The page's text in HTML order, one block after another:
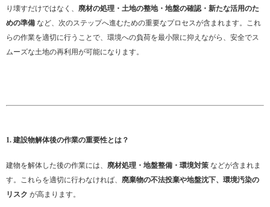
り壊すだけではなく、 廃材の処理・土地の整地・地盤の確認・新たな活用のた
めの準備 など、次のステップへ進むための重要なプロセスが含まれます。これ
らの作業を適切に行うことで、環境への負荷を最小限に抑えながら、安全でス
ムーズな土地の再利用が可能になります。
1. 建設物解体後の作業の重要性とは？
建物を解体した後の作業には、 廃材処理・地盤整備・環境対策 などが含まれま
す。これらを適切に行わなければ、 廃棄物の不法投棄や地盤沈下、環境汚染の
リスク が高まります。